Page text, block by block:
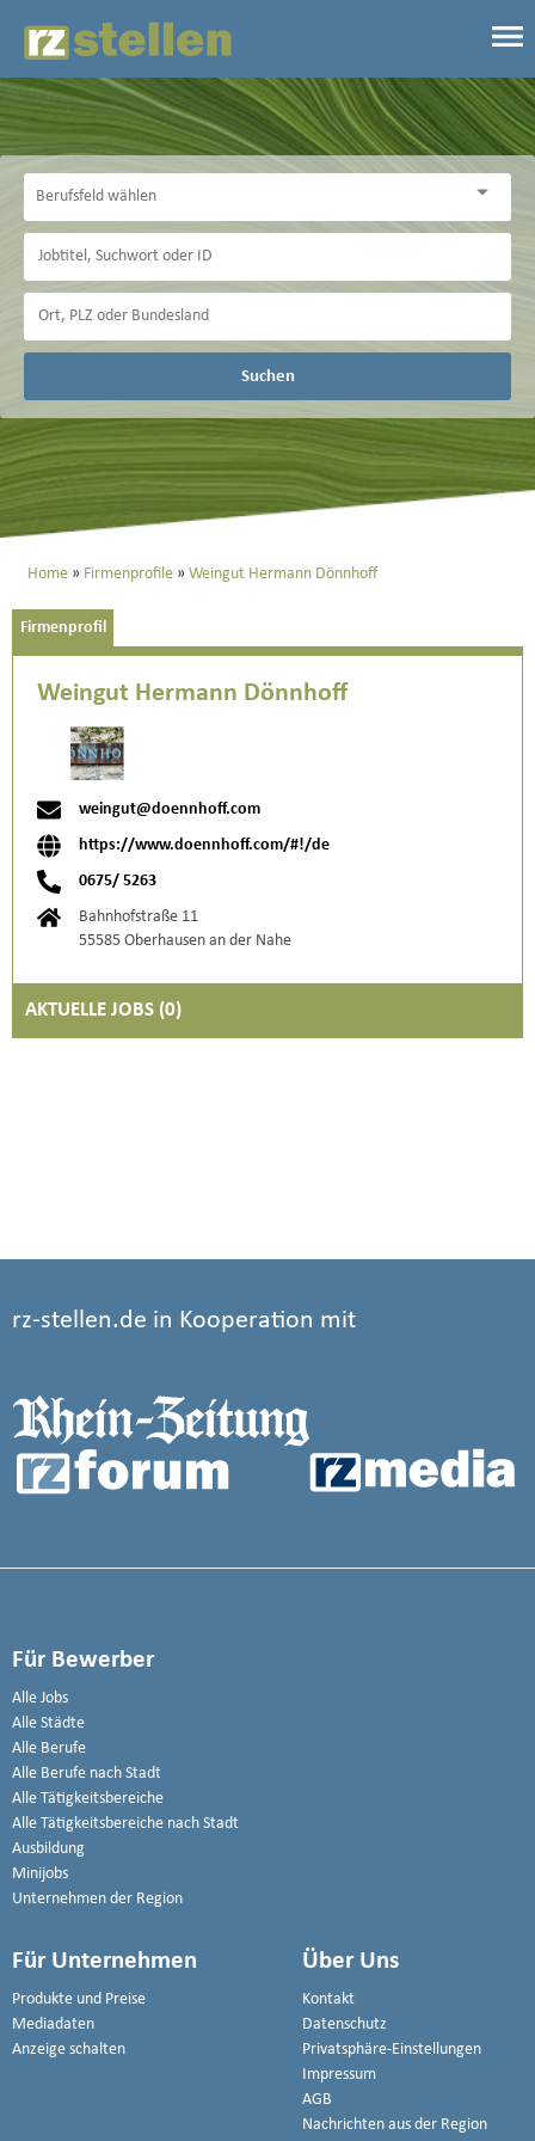
Suchen
Home Firmenprofile Weingut Hermann Dönnhoff
Firmenprofil
Weingut Hermann Dönnhoff
weingut@doennhoff.com
https://www.doennhoff.com/#!/de
0675/ 5263
Bahnhofstraße 11
55585 Oberhausen an der Nahe
AKTUELLE JOBS (0)
rz-stellen.de in Kooperation mit
Für Bewerber
Alle Jobs
Alle Städte
Alle Berufe
Alle Berufe nach Stadt
Alle Tätigkeitsbereiche
Alle Tätigkeitsbereiche nach Stadt
Ausbildung
Minijobs
Unternehmen der Region
Für Unternehmen
Produkte und Preise
Mediadaten
Anzeige schalten
Über Uns
Kontakt
Datenschutz
Privatsphäre-Einstellungen
Impressum
AGB
Nachrichten aus der Region